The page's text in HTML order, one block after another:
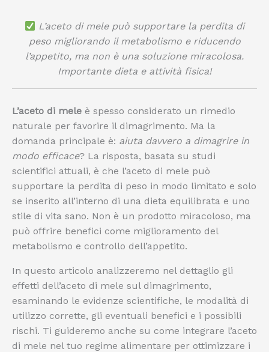
L’aceto di mele può supportare la perdita di
peso migliorando il metabolismo e riducendo
l’appetito, ma non è una soluzione miracolosa.
Importante dieta e attività fisica!
L’aceto di mele è spesso considerato un rimedio
naturale per favorire il dimagrimento. Ma la
domanda principale è: aiuta davvero a dimagrire in
modo efficace? La risposta, basata su studi
scientifici attuali, è che l’aceto di mele può
supportare la perdita di peso in modo limitato e solo
se inserito all’interno di una dieta equilibrata e uno
stile di vita sano. Non è un prodotto miracoloso, ma
può offrire benefici come miglioramento del
metabolismo e controllo dell’appetito.
In questo articolo analizzeremo nel dettaglio gli
effetti dell’aceto di mele sul dimagrimento,
esaminando le evidenze scientifiche, le modalità di
utilizzo corrette, gli eventuali benefici e i possibili
rischi. Ti guideremo anche su come integrare l’aceto
di mele nel tuo regime alimentare per ottimizzare i